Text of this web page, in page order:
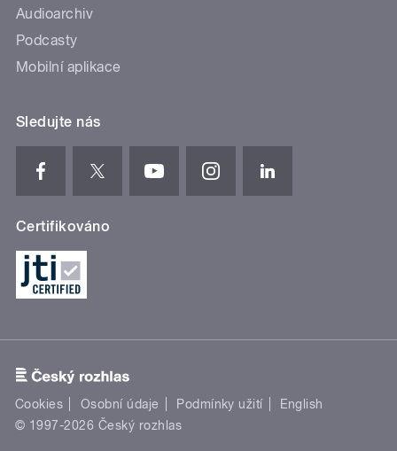
Audioarchiv
Podcasty
Mobilní aplikace
Sledujte nás
Certifikováno
Cookies Osobní údaje Podmínky užití
English
© 1997-2026 Český rozhlas